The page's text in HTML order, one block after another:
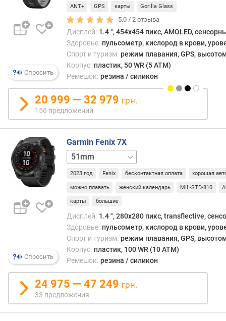
с
р
о
н
а
я
п
а
м
т
ь
W
i
F
р
я
д
к
а
у
Спросить
ANT+ GPS карты Gorilla Glass
5.0 /2 отзыва
Дисплей: 1.4 ", 454x454 пикс, AMOLED,
Здоровье: пульсометр, кислород в крови,
Спорт и туризм: режим плавания, GPS,
Корпус: пластик, 50 WR (5 ATM)
Ремешок: резина / силикон
20 999 — 32 979 грн.
156 предложений
Спросить
Garmin Fenix 7X
51mm
сапфир
2023 год Fenix бесконтактная оплата хорошая
можно плавать женский календарь MIL-STD-810
карты большие
Дисплей: 1.4 ", 280x280 пикс, transflective,
Здоровье: пульсометр, кислород в крови,
Спорт и туризм: режим плавания, GPS,
Корпус: пластик, 100 WR (10 ATM)
Ремешок: резина / силикон
24 975 — 47 249 грн.
33 предложения